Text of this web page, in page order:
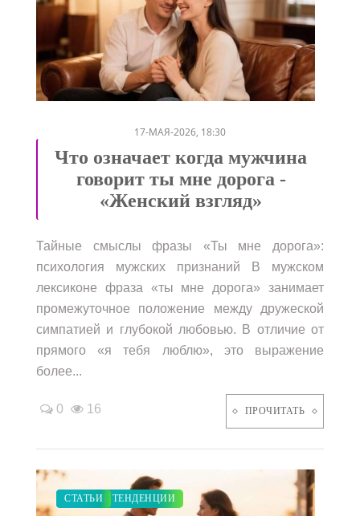
// /
17-МАЯ-2026, 18:30
Что означает когда мужчина
говорит ты мне дорога -
«Женский взгляд»
Тайные смыслы фразы «Ты мне дорога»:
психология мужских признаний В мужском
лексиконе фраза «ты мне дорога» занимает
промежуточное положение между дружеской
симпатией и глубокой любовью. В отличие от
прямого «я тебя люблю», это выражение
более...
0 16 ПРОЧИТАТЬ
ЗАКУПКИ ПО МОДЕ
СВАДЬБА
ДИЕТА
МОДНЫЕ ТЕНДЕНЦИИ
СТАТЬИ